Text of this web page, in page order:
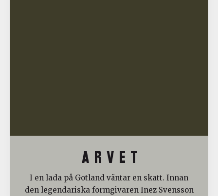
A R V E T
I en lada på Gotland väntar en skatt. Innan
den legendariska formgivaren Inez Svensson